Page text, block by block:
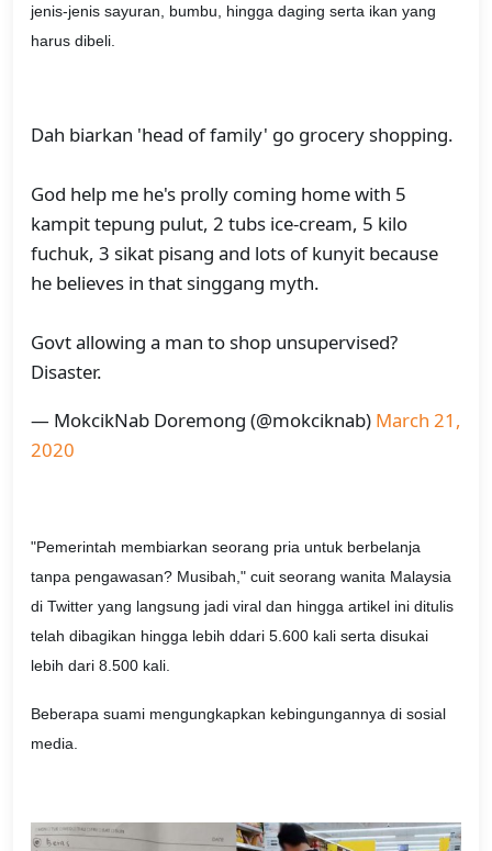
jenis-jenis sayuran, bumbu, hingga daging serta ikan yang
harus dibeli.
Dah biarkan 'head of family' go grocery shopping.
God help me he's prolly coming home with 5
kampit tepung pulut, 2 tubs ice-cream, 5 kilo
fuchuk, 3 sikat pisang and lots of kunyit because
he believes in that singgang myth.
Govt allowing a man to shop unsupervised?
Disaster.
— MokcikNab Doremong (@mokciknab) March 21,
2020
"Pemerintah membiarkan seorang pria untuk berbelanja
tanpa pengawasan? Musibah," cuit seorang wanita Malaysia
di Twitter yang langsung jadi viral dan hingga artikel ini ditulis
telah dibagikan hingga lebih ddari 5.600 kali serta disukai
lebih dari 8.500 kali.
Beberapa suami mengungkapkan kebingungannya di sosial
media.